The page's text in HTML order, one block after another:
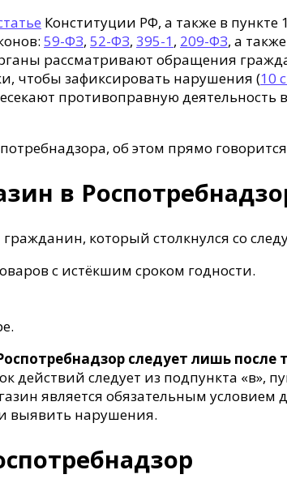
Конституции РФ, а также в пункте 1
59-ФЗ, 52-ФЗ, 395-1, 209-ФЗ, а
рассматривают обращения
чтобы зафиксировать нарушения (10
противоправную деятельность
об этом прямо
в
который столкнулся со
с истёкшим сроком годности.
следует лишь после
действий следует из подпункта «в»,
является обязательным
выявить нарушения.